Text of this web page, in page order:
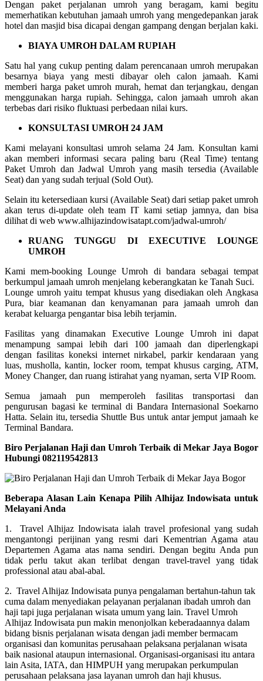
Dengan paket perjalanan umroh yang beragam, kami begitu
memerhatikan kebutuhan jamaah umroh yang mengedepankan jarak
hotel dan masjid bisa dicapai dengan gampang dengan berjalan kaki.
BIAYA UMROH DALAM RUPIAH
Satu hal yang cukup penting dalam perencanaan umroh merupakan
besarnya biaya yang mesti dibayar oleh calon jamaah. Kami
memberi harga paket umroh murah, hemat dan terjangkau, dengan
menggunakan harga rupiah. Sehingga, calon jamaah umroh akan
terbebas dari risiko fluktuasi perbedaan nilai kurs.
KONSULTASI UMROH 24 JAM
Kami melayani konsultasi umroh selama 24 Jam. Konsultan kami
akan memberi informasi secara paling baru (Real Time) tentang
Paket Umroh dan Jadwal Umroh yang masih tersedia (Available
Seat) dan yang sudah terjual (Sold Out).
Selain itu ketersediaan kursi (Available Seat) dari setiap paket umroh
akan terus di-update oleh team IT kami setiap jamnya, dan bisa
dilihat di web www.alhijazindowisatapt.com/jadwal-umroh/
RUANG TUNGGU DI EXECUTIVE LOUNGE
UMROH
Kami mem-booking Lounge Umroh di bandara sebagai tempat
berkumpul jamaah umroh menjelang keberangkatan ke Tanah Suci.
Lounge umroh yaitu tempat khusus yang disediakan oleh Angkasa
Pura, biar keamanan dan kenyamanan para jamaah umroh dan
kerabat keluarga pengantar bisa lebih terjamin.
Fasilitas yang dinamakan Executive Lounge Umroh ini dapat
menampung sampai lebih dari 100 jamaah dan diperlengkapi
dengan fasilitas koneksi internet nirkabel, parkir kendaraan yang
luas, musholla, kantin, locker room, tempat khusus carging, ATM,
Money Changer, dan ruang istirahat yang nyaman, serta VIP Room.
Semua jamaah pun memperoleh fasilitas transportasi dan
pengurusan bagasi ke terminal di Bandara Internasional Soekarno
Hatta. Selain itu, tersedia Shuttle Bus untuk antar jemput jamaah ke
Terminal Bandara.
Biro Perjalanan Haji dan Umroh Terbaik di Mekar Jaya Bogor
Hubungi 082119542813
Beberapa Alasan Lain Kenapa Pilih Alhijaz Indowisata untuk
Melayani Anda
1. Travel Alhijaz Indowisata ialah travel profesional yang sudah
mengantongi perijinan yang resmi dari Kementrian Agama atau
Departemen Agama atas nama sendiri. Dengan begitu Anda pun
tidak perlu takut akan terlibat dengan travel-travel yang tidak
professional atau abal-abal.
2. Travel Alhijaz Indowisata punya pengalaman bertahun-tahun tak
cuma dalam menyediakan pelayanan perjalanan ibadah umroh dan
haji tapi juga perjalanan wisata umum yang lain. Travel Umroh
Alhijaz Indowisata pun makin menonjolkan keberadaannya dalam
bidang bisnis perjalanan wisata dengan jadi member bermacam
organisasi dan komunitas perusahaan pelaksana perjalanan wisata
baik nasional ataupun internasional. Organisasi-organisasi itu antara
lain Asita, IATA, dan HIMPUH yang merupakan perkumpulan
perusahaan pelaksana jasa layanan umroh dan haji khusus.